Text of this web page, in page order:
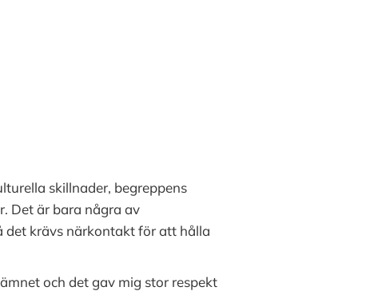
skillnader, begreppens
Det är bara några av
det krävs närkontakt för att hålla
och det gav mig stor respekt